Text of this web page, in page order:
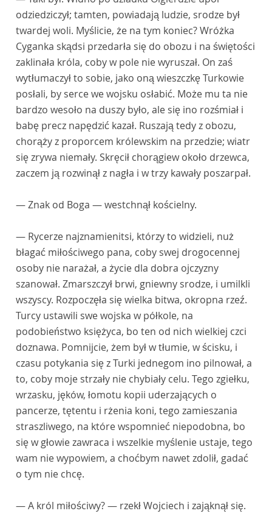
odziedziczył; tamten, powiadają ludzie, srodze był
twardej woli. Myślicie, że na tym koniec? Wróżka
Cyganka skądsi przedarła się do obozu i na świętości
zaklinała króla, coby w pole nie wyruszał. On zaś
wytłumaczył to sobie, jako oną wieszczkę Turkowie
posłali, by serce we wojsku osłabić. Może mu ta nie
bardzo wesoło na duszy było, ale się ino rozśmiał i
babę precz napędzić kazał. Ruszają tedy z obozu,
chorąży z proporcem królewskim na przedzie; wiatr
się zrywa niemały. Skręcił chorągiew około drzewca,
zaczem ją rozwinął z nagła i w trzy kawały poszarpał.
— Znak od Boga — westchnął kościelny.
— Rycerze najznamienitsi, którzy to widzieli, nuż
błagać miłościwego pana, coby swej drogocennej
osoby nie narażał, a życie dla dobra ojczyzny
szanował. Zmarszczył brwi, gniewny srodze, i umilkli
wszyscy. Rozpoczęła się wielka bitwa, okropna rzeź.
Turcy ustawili swe wojska w półkole, na
podobieństwo księżyca, bo ten od nich wielkiej czci
doznawa. Pomnijcie, żem był w tłumie, w ścisku, i
czasu potykania się z Turki jednegom ino pilnował, a
to, coby moje strzały nie chybiały celu. Tego zgiełku,
wrzasku, jęków, łomotu kopii uderzających o
pancerze, tętentu i rżenia koni, tego zamieszania
straszliwego, na które wspomnieć niepodobna, bo
się w głowie zawraca i wszelkie myślenie ustaje, tego
wam nie wypowiem, a choćbym nawet zdolił, gadać
o tym nie chcę.
— A król miłościwy? — rzekł Wojciech i zająknął się.